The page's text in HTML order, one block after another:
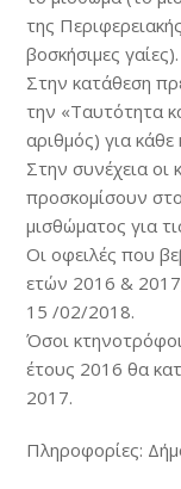
της
βοσκήσιμες γαίες).
Στην κατάθεση
την «Ταυτότητα
αριθμός) για κάθε
Στην συνέχεια οι
προσκομίσουν
μισθώματος για
Οι οφειλές που
ετών 2016 &
15 /02/2018.
Όσοι
έτους 2016 θα
2017.
Πληροφορίες: